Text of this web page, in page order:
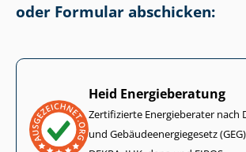
oder Formular abschicken:
Heid Energieberatung
Zertifizierte Energieberater nach
und Ge­bäu­de­en­er­gie­ge­setz